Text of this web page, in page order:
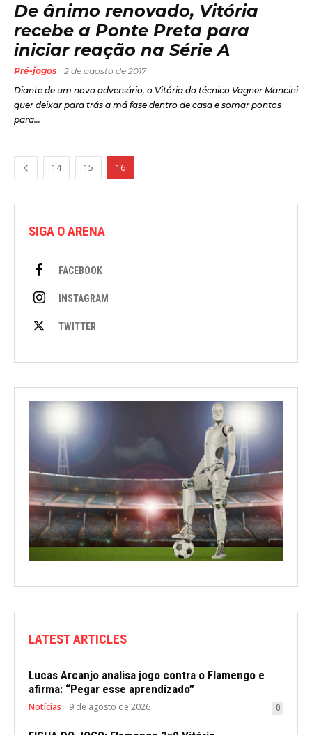
De ânimo renovado, Vitória
recebe a Ponte Preta para
iniciar reação na Série A
Pré-jogos
2 de agosto de 2017
Diante de um novo adversário, o Vitória do técnico Vagner Mancini
quer deixar para trás a má fase dentro de casa e somar pontos
para...
14 15 16
SIGA O ARENA
FACEBOOK
INSTAGRAM
TWITTER
LATEST ARTICLES
Lucas Arcanjo analisa jogo contra o Flamengo e
afirma: “Pegar esse aprendizado”
Notícias 9 de agosto de 2026 0